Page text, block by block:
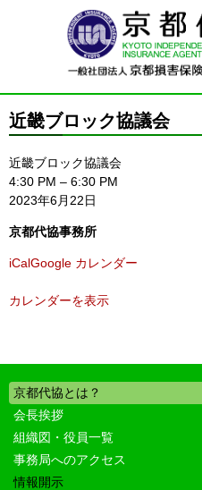
近畿ブロック協議会
近畿ブロック協議会
4:30 PM – 6:30 PM
2023年6月22日
京都代協事務所
iCalGoogle カレンダー
カレンダーを表示
京都代協とは？
会長挨拶
組織図・役員一覧
事務局へのアクセス
情報開示